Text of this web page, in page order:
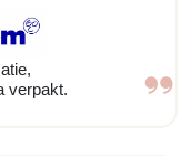
verpakt.